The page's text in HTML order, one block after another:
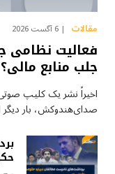
مقالات 6 آگست 2026
فعالیت نظامی
جلب منابع مالی؟
اخیراً نشر یک کلیپ
صدای‌هندوکش، بار